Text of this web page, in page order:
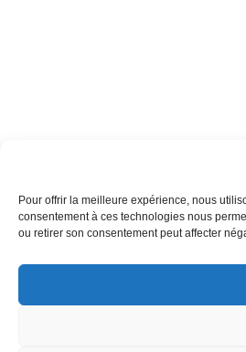
Pour offrir la meilleure expérience, nous
consentement à ces technologies nous
ou retirer son consentement peut affecter